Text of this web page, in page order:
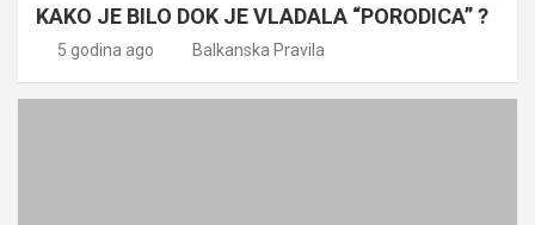
KAKO JE BILO DOK JE VLADALA “PORODICA” ?
5 godina ago Balkanska Pravila